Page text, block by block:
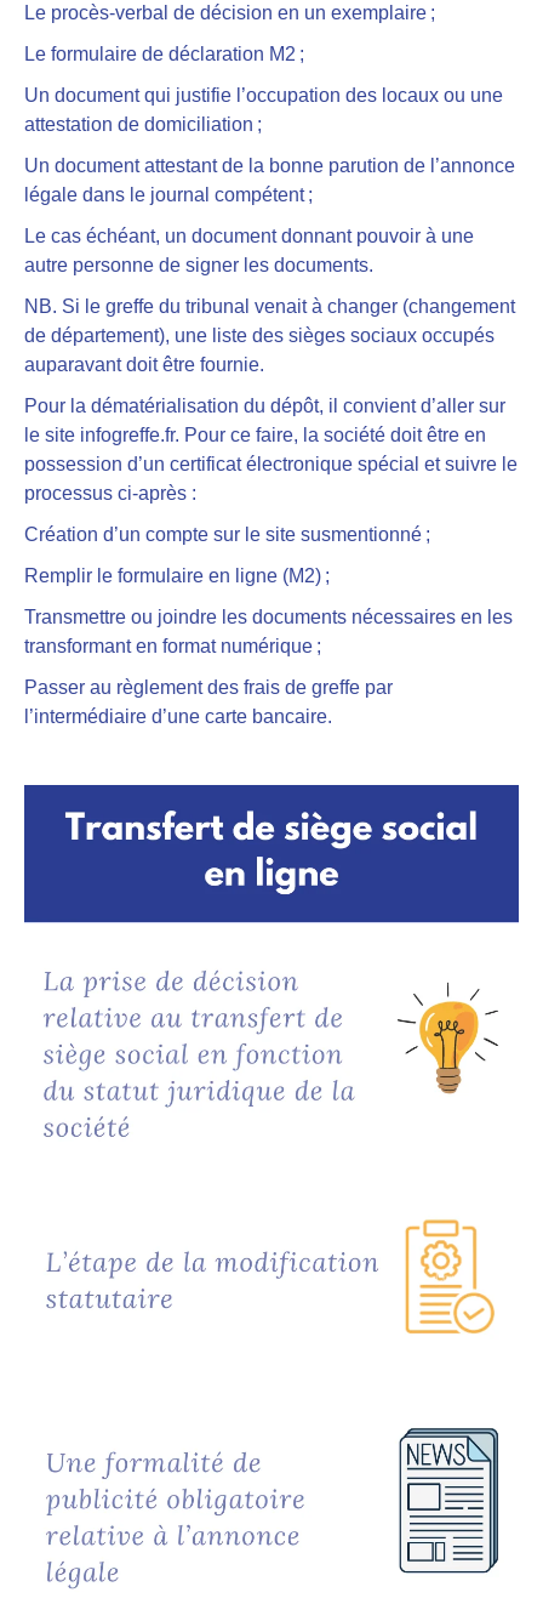
Le procès-verbal de décision en un exemplaire ;
Le formulaire de déclaration M2 ;
Un document qui justifie l’occupation des locaux ou une
attestation de domiciliation ;
Un document attestant de la bonne parution de l’annonce
légale dans le journal compétent ;
Le cas échéant, un document donnant pouvoir à une
autre personne de signer les documents.
NB. Si le greffe du tribunal venait à changer (changement
de département), une liste des sièges sociaux occupés
auparavant doit être fournie.
Pour la dématérialisation du dépôt, il convient d’aller sur
le site infogreffe.fr. Pour ce faire, la société doit être en
possession d’un certificat électronique spécial et suivre le
processus ci-après :
Création d’un compte sur le site susmentionné ;
Remplir le formulaire en ligne (M2) ;
Transmettre ou joindre les documents nécessaires en les
transformant en format numérique ;
Passer au règlement des frais de greffe par
l’intermédiaire d’une carte bancaire.